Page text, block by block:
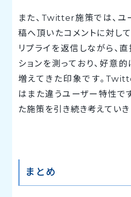
また、Twitter施策では、ユ
稿へ頂いたコメントに対し
リプライを返信しながら、
ションを測っており、好意
増えてきた印象です。
はまた違うユーザー特性で
た施策を引き続き考えていき
まとめ